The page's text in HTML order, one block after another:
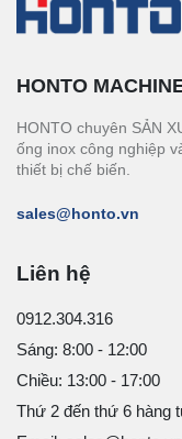
HONTO
HONTO chuyên SẢN
ống inox công nghiệp
thiết bị chế biến.
sales@honto.vn
Liên hệ
0912.304.316
Sáng: 8:00 - 12:00
Chiều: 13:00 - 17:00
Thứ 2 đến thứ 6 hàng